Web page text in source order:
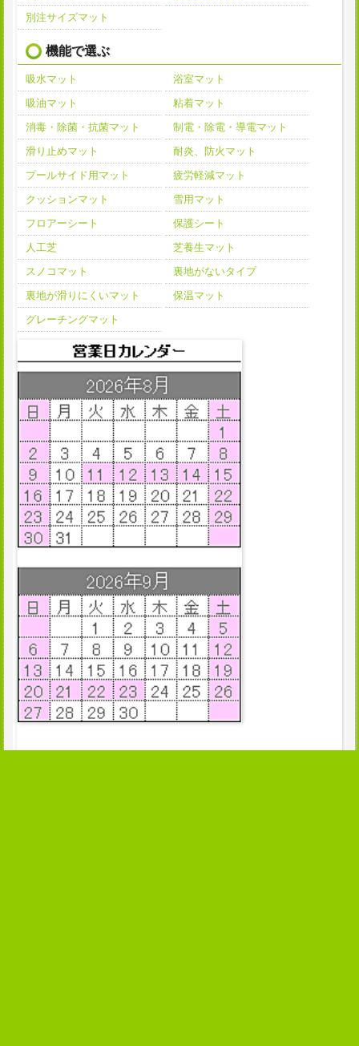
別注サイズマット
機能で選ぶ
吸水マット
浴室マット
吸油マット
粘着マット
消毒・除菌・抗菌マット
制電・除電・導電マット
滑り止めマット
耐炎、防火マット
プールサイド用マット
疲労軽減マット
クッションマット
雪用マット
フロアーシート
保護シート
人工芝
芝養生マット
スノコマット
裏地がないタイプ
裏地が滑りにくいマット
保温マット
グレーチングマット